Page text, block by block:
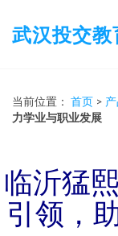
武汉投交教
当前位置： 首页 >
力学业与职业发展
临沂猛
引领，